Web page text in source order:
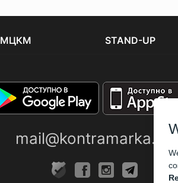
МЦКМ STAND-UP
mail@kontramarka.ua